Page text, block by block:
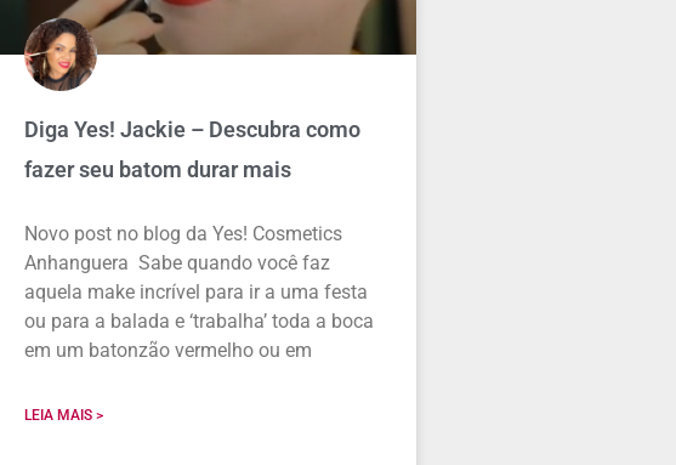
Diga Yes! Jackie – Descubra como
fazer seu batom durar mais
Novo post no blog da Yes! Cosmetics
Anhanguera Sabe quando você faz
aquela make incrível para ir a uma festa
ou para a balada e ‘trabalha’ toda a boca
em um batonzão vermelho ou em
LEIA MAIS >